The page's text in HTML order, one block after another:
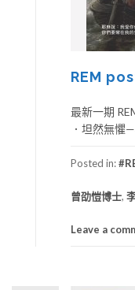
REM
最新一期
．坦然無懼
Posted in:
曾劭愷博士,
Leave a